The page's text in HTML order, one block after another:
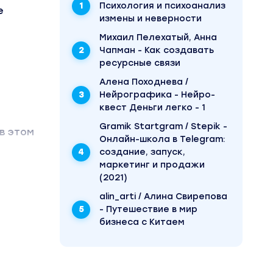
этом
Психология и психоанализ
измены и неверности
Михаил Пелехатый, Анна
Чапман - Как создавать
ресурсные связи
Алена Походнева /
Нейрографика - Нейро-
квест Деньги легко - 1
Gramik Startgram / Stepik -
Онлайн-школа в Telegram:
создание, запуск,
маркетинг и продажи
(2021)
alin_arti / Алина Свирепова
- Путешествие в мир
бизнеса с Китаем